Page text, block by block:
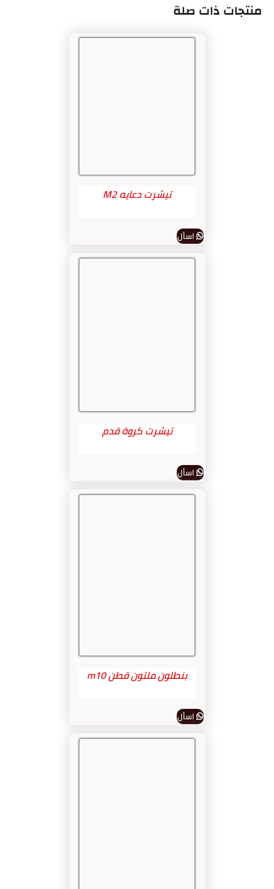
منتجات ذات صلة
تيشرت دعايه M2
اسأل
عن
المنتج
تيشرت كروة قدم
اسأل
عن
المنتج
بنطلون ملتون قطن m10
اسأل
عن
المنتج